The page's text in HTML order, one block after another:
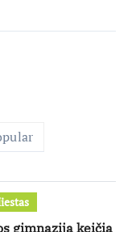
gimnazija keičia